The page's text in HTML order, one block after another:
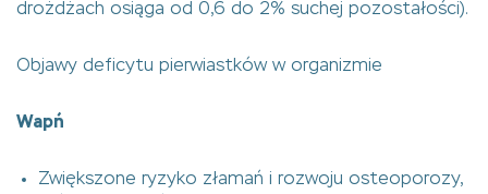
drożdżach osiąga od 0,6 do 2% suchej pozostałości).
Objawy deficytu pierwiastków w organizmie
Wapń
Zwiększone ryzyko złamań i rozwoju osteoporozy,